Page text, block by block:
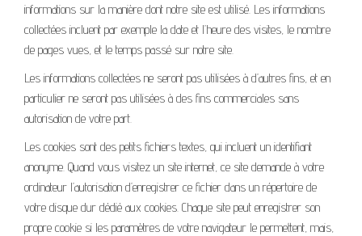
informations sur la manière dont notre site est utilisé. Les informations
collectées incluent par exemple la date et l’heure des visites, le nombre
de pages vues, et le temps passé sur notre site.
Les informations collectées ne seront pas utilisées à d’autres fins, et en
particulier ne seront pas utilisées à des fins commerciales sans
autorisation de votre part.
Les cookies sont des petits fichiers textes, qui incluent un identifiant
anonyme. Quand vous visitez un site internet, ce site demande à votre
ordinateur l’autorisation d’enregistrer ce fichier dans un répertoire de
votre disque dur dédié aux cookies. Chaque site peut enregistrer son
propre cookie si les paramètres de votre navigateur le permettent, mais,